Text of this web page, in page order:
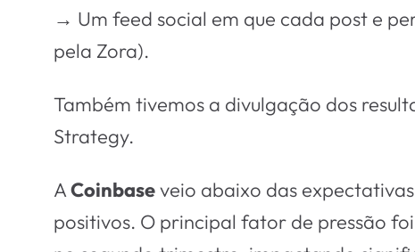
→ Um feed social em que cada post e
pela Zora).
Também tivemos a divulgação dos
Strategy.
ACoinbaseveio abaixo das
positivos. O principal fator de pressão